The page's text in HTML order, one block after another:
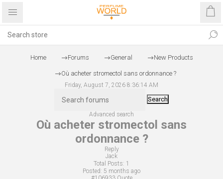
Home Forums General New Products
Où acheter stromectol sans ordonnance ?
Friday, August 7, 2026 8:36:14 AM
Search
Advanced search
Où acheter stromectol sans
ordonnance ?
Reply
Jack
Total Posts: 1
Posted: 5 months ago